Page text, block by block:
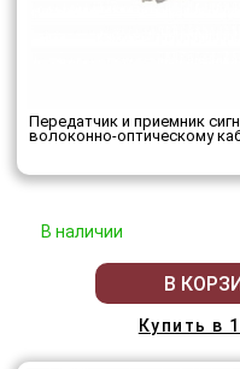
Передатчик и приемник
волоконно-оптическому
В наличии
В
Купить в